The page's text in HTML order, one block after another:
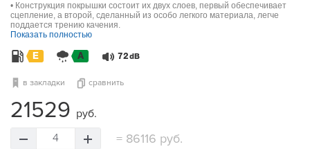
• Конструкция покрышки состоит их двух слоев, первый обеспечивает
сцепление, а второй, сделанный из особо легкого материала, легче
поддается трению качения.
Показать полностью
E A 72 dB
в закладки сравнить
21529 руб.
4 =86116 руб.